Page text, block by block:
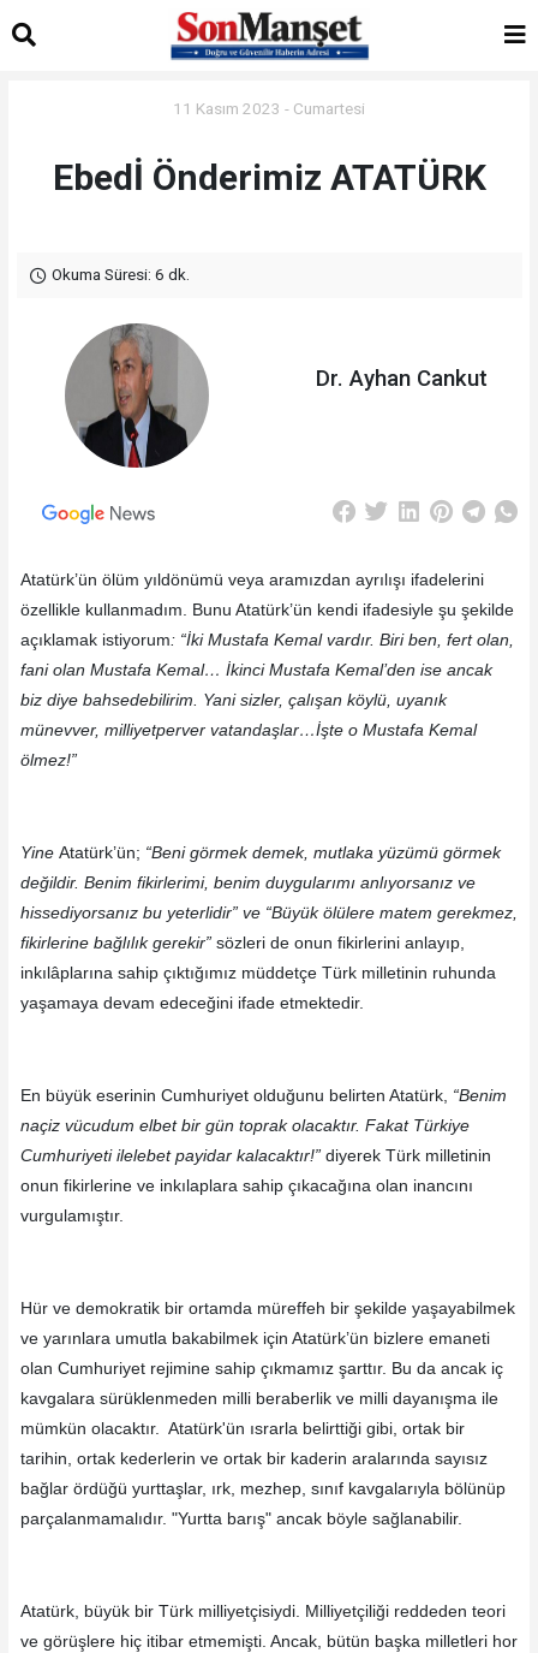
11 Kasım 2023 - Cumartesi
Ebedİ Önderimiz ATATÜRK
Okuma Süresi: 6 dk.
Dr. Ayhan Cankut
Atatürk’ün ölüm yıldönümü veya aramızdan ayrılışı ifadelerini
özellikle kullanmadım. Bunu Atatürk’ün kendi ifadesiyle şu şekilde
açıklamak istiyorum: “İki Mustafa Kemal vardır. Biri ben, fert olan,
fani olan Mustafa Kemal… İkinci Mustafa Kemal’den ise ancak
biz diye bahsedebilirim. Yani sizler, çalışan köylü, uyanık
münevver, milliyetperver vatandaşlar…İşte o Mustafa Kemal
ölmez!”
Yine Atatürk’ün; “Beni görmek demek, mutlaka yüzümü görmek
değildir. Benim fikirlerimi, benim duygularımı anlıyorsanız ve
hissediyorsanız bu yeterlidir” ve “Büyük ölülere matem gerekmez,
fikirlerine bağlılık gerekir” sözleri de onun fikirlerini anlayıp,
inkılâplarına sahip çıktığımız müddetçe Türk milletinin ruhunda
yaşamaya devam edeceğini ifade etmektedir.
En büyük eserinin Cumhuriyet olduğunu belirten Atatürk, “Benim
naçiz vücudum elbet bir gün toprak olacaktır. Fakat Türkiye
Cumhuriyeti ilelebet payidar kalacaktır!” diyerek Türk milletinin
onun fikirlerine ve inkılaplara sahip çıkacağına olan inancını
vurgulamıştır.
Hür ve demokratik bir ortamda müreffeh bir şekilde yaşayabilmek
ve yarınlara umutla bakabilmek için Atatürk’ün bizlere emaneti
olan Cumhuriyet rejimine sahip çıkmamız şarttır. Bu da ancak iç
kavgalara sürüklenmeden milli beraberlik ve milli dayanışma ile
mümkün olacaktır. Atatürk'ün ısrarla belirttiği gibi, ortak bir
tarihin, ortak kederlerin ve ortak bir kaderin aralarında sayısız
bağlar ördüğü yurttaşlar, ırk, mezhep, sınıf kavgalarıyla bölünüp
parçalanmamalıdır. "Yurtta barış" ancak böyle sağlanabilir.
Atatürk, büyük bir Türk milliyetçisiydi. Milliyetçiliği reddeden teori
ve görüşlere hiç itibar etmemişti. Ancak, bütün başka milletleri hor